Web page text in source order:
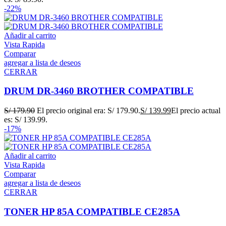
-22%
Añadir al carrito
Vista Rapida
Comparar
agregar a lista de deseos
CERRAR
DRUM DR-3460 BROTHER COMPATIBLE
S/179.90 El precio original era: S/ 179.90.S/139.99El precio actual
es: S/ 139.99.
-17%
Añadir al carrito
Vista Rapida
Comparar
agregar a lista de deseos
CERRAR
TONER HP 85A COMPATIBLE CE285A